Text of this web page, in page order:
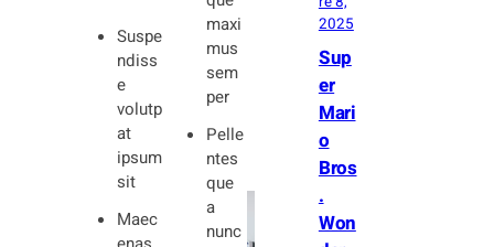
Suspe
ndiss
e
volutp
at
ipsum
sit
Maec
maxi
mus
sem
per
Pelle
ntes
que
a
nunc
2025
Sup
er
Mari
o
Bros
.
Won